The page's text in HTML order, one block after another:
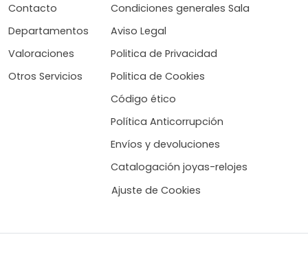
Contacto
Departamentos
Valoraciones
Otros Servicios
Condiciones generales Sala
Aviso Legal
Politica de Privacidad
Politica de Cookies
Código ético
Política Anticorrupción
Envíos y devoluciones
Catalogación joyas-relojes
Ajuste de Cookies